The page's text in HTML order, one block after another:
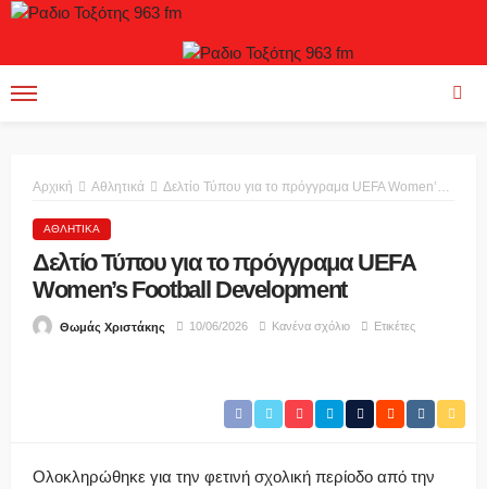
Αρχική Αθλητικά Δελτίο Τύπου για το πρόγγραμα UEFA Women’s Football Development
ΑΘΛΗΤΙΚΆ
Δελτίο Τύπου για το πρόγγραμα UEFA
Women’s Football Development
Θωμάς Χριστάκης 10/06/2026 Κανένα σχόλιο Ετικέτες
Ολοκληρώθηκε για την φετινή σχολική περίοδο από την